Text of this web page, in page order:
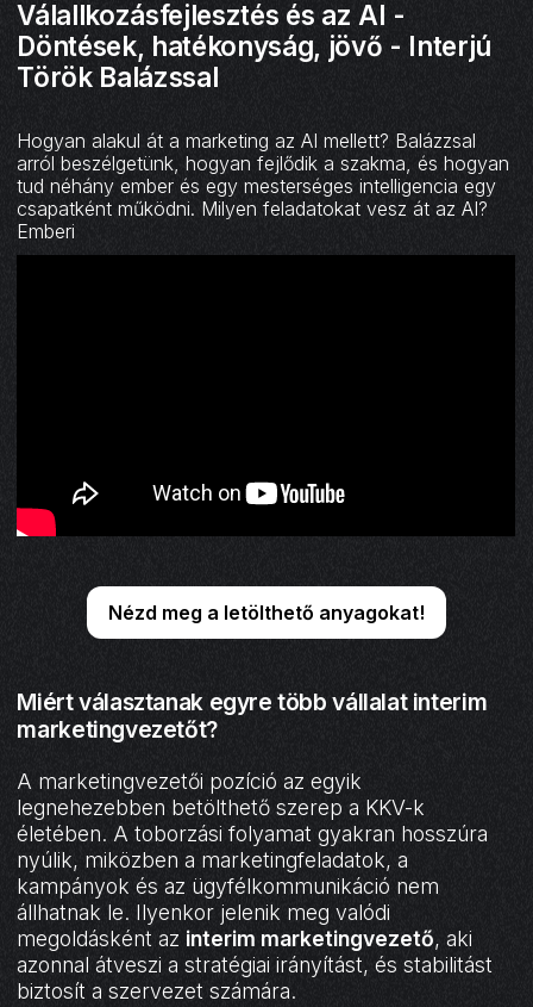
Válallkozásfejlesztés és az AI -
Döntések, hatékonyság, jövő - Interjú
Török Balázssal
Hogyan alakul át a marketing az AI mellett? Balázzsal
arról beszélgetünk, hogyan fejlődik a szakma, és hogyan
tud néhány ember és egy mesterséges intelligencia egy
csapatként működni. Milyen feladatokat vesz át az AI?
Emberi
Nézd meg a letölthető anyagokat!
Miért választanak egyre több vállalat interim
marketingvezetőt?
A marketingvezetői pozíció az egyik
legnehezebben betölthető szerep a KKV-k
életében. A toborzási folyamat gyakran hosszúra
nyúlik, miközben a marketingfeladatok, a
kampányok és az ügyfélkommunikáció nem
állhatnak le. Ilyenkor jelenik meg valódi
megoldásként az interim marketingvezető, aki
azonnal átveszi a stratégiai irányítást, és stabilitást
biztosít a szervezet számára.